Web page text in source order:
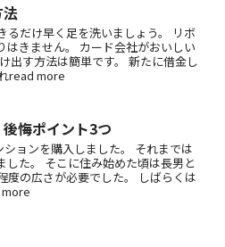
法
るだけ早く足を洗いましょう。 リボ
はきません。 カード会社がおいしい
出す方法は簡単です。 新たに借金し
read more
後悔ポイント3つ
ョンを購入しました。 それまでは
した。 そこに住み始めた頃は長男と
度の広さが必要でした。 しばらくは